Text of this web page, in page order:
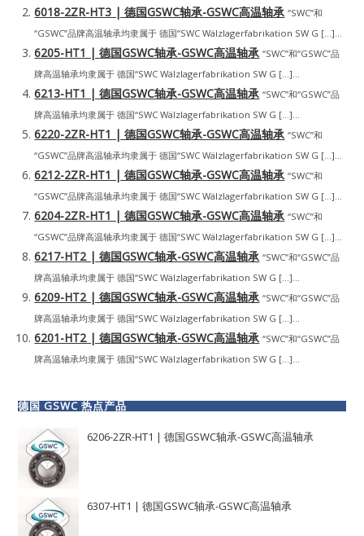
6018-2ZR-HT3 | 德国GSWC轴承-GSWC高温轴承 “SWC”和
“GSWC”品牌高温轴承均隶属于 德国“SWC Wälzlagerfabrikation SW G […]...
6205-HT1 | 德国GSWC轴承-GSWC高温轴承 “SWC”和“GSWC”品
牌高温轴承均隶属于 德国“SWC Wälzlagerfabrikation SW G […]...
6213-HT1 | 德国GSWC轴承-GSWC高温轴承 “SWC”和“GSWC”品
牌高温轴承均隶属于 德国“SWC Wälzlagerfabrikation SW G […]...
6220-2ZR-HT1 | 德国GSWC轴承-GSWC高温轴承 “SWC”和
“GSWC”品牌高温轴承均隶属于 德国“SWC Wälzlagerfabrikation SW G […]...
6212-2ZR-HT1 | 德国GSWC轴承-GSWC高温轴承 “SWC”和
“GSWC”品牌高温轴承均隶属于 德国“SWC Wälzlagerfabrikation SW G […]...
6204-2ZR-HT1 | 德国GSWC轴承-GSWC高温轴承 “SWC”和
“GSWC”品牌高温轴承均隶属于 德国“SWC Wälzlagerfabrikation SW G […]...
6217-HT2 | 德国GSWC轴承-GSWC高温轴承 “SWC”和“GSWC”品
牌高温轴承均隶属于 德国“SWC Wälzlagerfabrikation SW G […]...
6209-HT2 | 德国GSWC轴承-GSWC高温轴承 “SWC”和“GSWC”品
牌高温轴承均隶属于 德国“SWC Wälzlagerfabrikation SW G […]...
6201-HT2 | 德国GSWC轴承-GSWC高温轴承 “SWC”和“GSWC”品
牌高温轴承均隶属于 德国“SWC Wälzlagerfabrikation SW G […]...
德国 GSWC 热点产品
6206-2ZR-HT1 | 德国GSWC轴承-GSWC高温轴承
6307-HT1 | 德国GSWC轴承-GSWC高温轴承